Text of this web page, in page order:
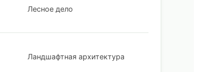
Лесное дело
Ландшафтная архитектура